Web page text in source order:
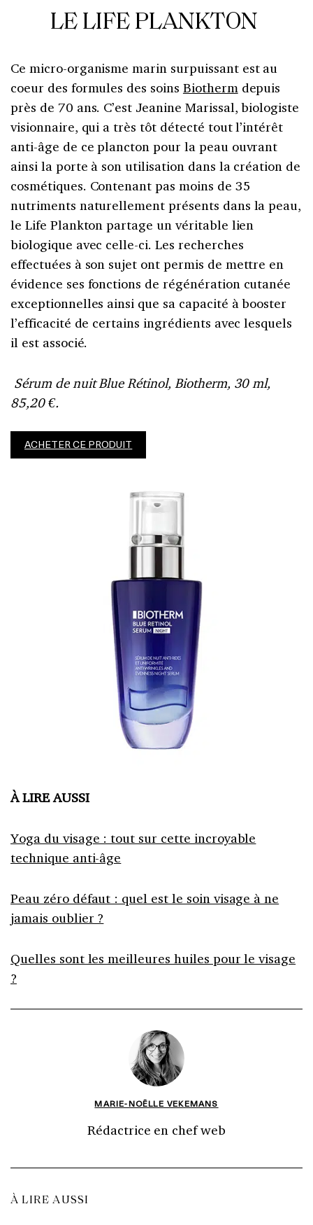
LE LIFE PLANKTON
Ce micro-organisme marin surpuissant est au
coeur des formules des soins Biothermdepuis
près de 70 ans. C’est Jeanine Marissal, biologiste
visionnaire, qui a très tôt détecté tout l’intérêt
anti-âge de ce plancton pour la peau ouvrant
ainsi la porte à son utilisation dans la création de
cosmétiques. Contenant pas moins de 35
nutriments naturellement présents dans la peau,
le Life Plankton partage un véritable lien
biologique avec celle-ci. Les recherches
effectuées à son sujet ont permis de mettre en
évidence ses fonctions de régénération cutanée
exceptionnelles ainsi que sa capacité à booster
l’efficacité de certains ingrédients avec lesquels
il est associé.
Sérum de nuit Blue Rétinol, Biotherm, 30 ml,
85,20 €.
ACHETER CE PRODUIT
À LIRE AUSSI
Yoga du visage : tout sur cette incroyable
technique anti-âge
Peau zéro défaut : quel est le soin visage à ne
jamais oublier ?
Quelles sont les meilleures huiles pour le visage
?
MARIE-NOËLLE VEKEMANS
Rédactrice en chef web
À LIRE AUSSI